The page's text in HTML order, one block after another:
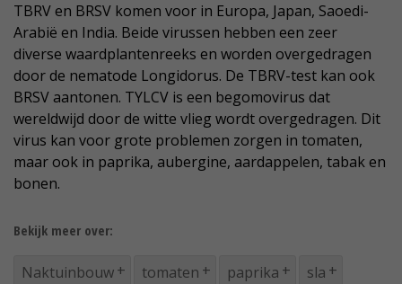
TBRV en BRSV komen voor in Europa, Japan, Saoedi-
Arabië en India. Beide virussen hebben een zeer
diverse waardplantenreeks en worden overgedragen
door de nematode Longidorus. De TBRV-test kan ook
BRSV aantonen. TYLCV is een begomovirus dat
wereldwijd door de witte vlieg wordt overgedragen. Dit
virus kan voor grote problemen zorgen in tomaten,
maar ook in paprika, aubergine, aardappelen, tabak en
bonen.
Bekijk meer over:
Naktuinbouw tomaten paprika sla